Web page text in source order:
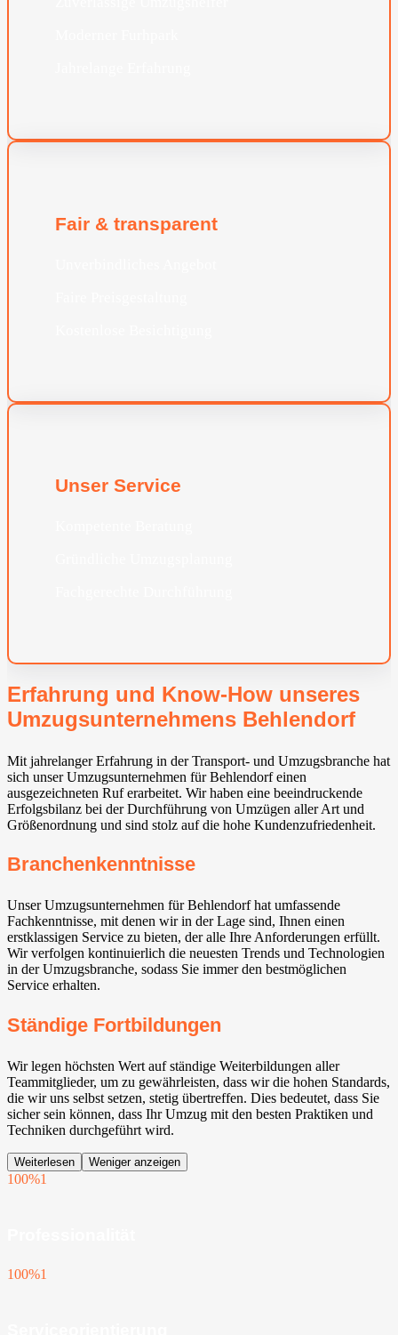
Fair & transparent
Unser Service
Erfahrung und Know-How unseres
Umzugsunternehmens Behlendorf
Mit jahrelanger Erfahrung in der Transport- und Umzugsbranche hat
sich unser Umzugsunternehmen für Behlendorf einen
ausgezeichneten Ruf erarbeitet. Wir haben eine beeindruckende
Erfolgsbilanz bei der Durchführung von Umzügen aller Art und
Größenordnung und sind stolz auf die hohe Kundenzufriedenheit.
Branchenkenntnisse
Unser Umzugsunternehmen für Behlendorf hat umfassende
Fachkenntnisse, mit denen wir in der Lage sind, Ihnen einen
erstklassigen Service zu bieten, der alle Ihre Anforderungen erfüllt.
Wir verfolgen kontinuierlich die neuesten Trends und Technologien
in der Umzugsbranche, sodass Sie immer den bestmöglichen
Service erhalten.
Ständige Fortbildungen
Wir legen höchsten Wert auf ständige Weiterbildungen aller
Teammitglieder, um zu gewährleisten, dass wir die hohen Standards,
die wir uns selbst setzen, stetig übertreffen. Dies bedeutet, dass Sie
sicher sein können, dass Ihr Umzug mit den besten Praktiken und
Techniken durchgeführt wird.
Weiterlesen Weniger anzeigen
100%1
100%1